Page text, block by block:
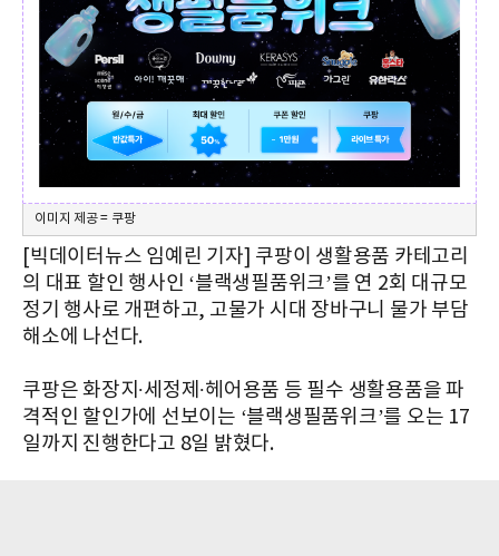
이미지 제공 = 쿠팡
[빅데이터뉴스 임예린 기자] 쿠팡이 생활용품 카테고리
의 대표 할인 행사인 ‘블랙생필품위크’를 연 2회 대규모
정기 행사로 개편하고, 고물가 시대 장바구니 물가 부담
해소에 나선다.
쿠팡은 화장지∙세정제∙헤어용품 등 필수 생활용품을 파
격적인 할인가에 선보이는 ‘블랙생필품위크’를 오는 17
일까지 진행한다고 8일 밝혔다.